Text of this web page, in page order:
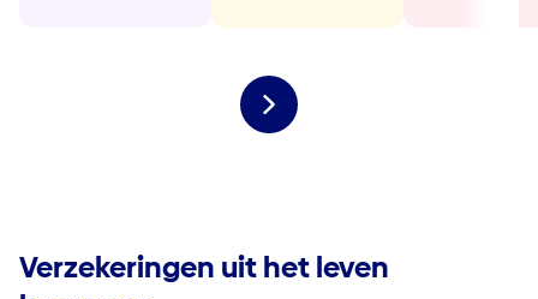
Verzekeringen uit het leven